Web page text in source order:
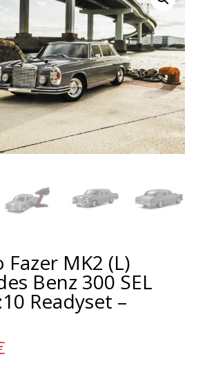
Fazer MK2 (L)
Benz 300 SEL
Readyset –